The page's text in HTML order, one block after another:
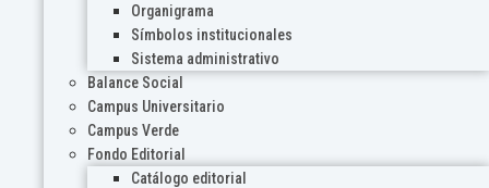
Organigrama
Símbolos institucionales
Sistema administrativo
Balance Social
Campus Universitario
Campus Verde
Fondo Editorial
Catálogo editorial